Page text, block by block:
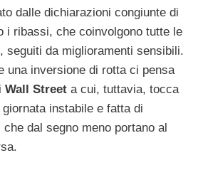
dalle dichiarazioni congiunte di
i ribassi, che coinvolgono tutte le
, seguiti da miglioramenti sensibili.
una inversione di rotta ci pensa
Wall Street a cui, tuttavia, tocca
instabile e fatta di
dal segno meno portano al